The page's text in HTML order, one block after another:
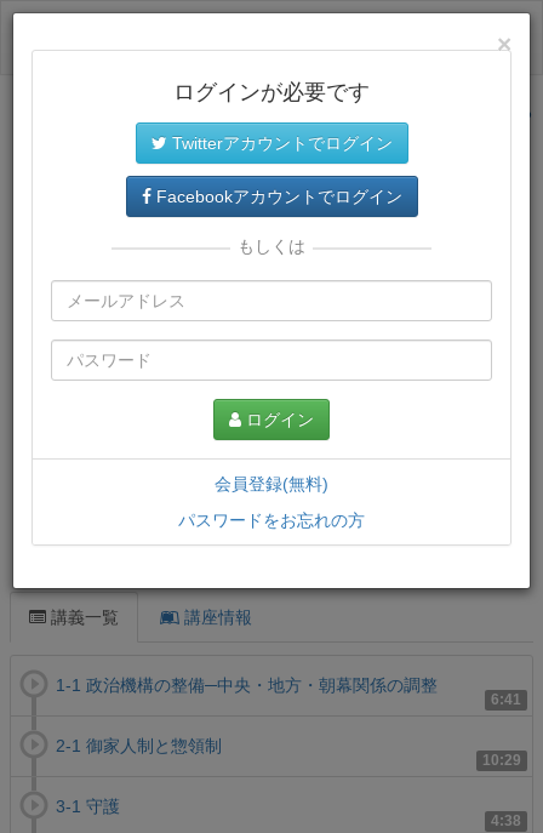
サイトトップに戻る
プレミアム会員では、教材がダウンロードでき、快適な動画
再生環境が提供されます。
講義一覧 講座情報
6:41
1-1 政治機構の整備─中央・地方・朝幕関係の調整
10:29
2-1 御家人制と惣領制
4:38
3-1 守護
×
ログインが必要です
Twitterアカウントでログイン
Facebookアカウントでログイン
もしくは
ログイン
会員登録(無料)
パスワードをお忘れの方